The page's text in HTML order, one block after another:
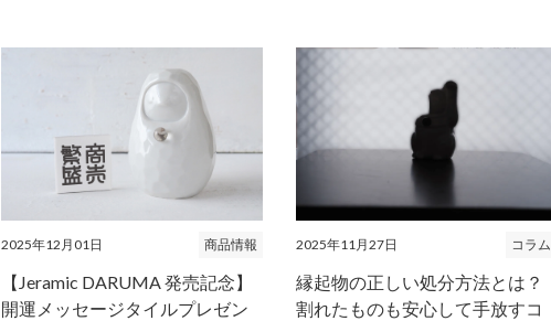
2025年12月01日 商品情報
【Jeramic DARUMA 発売記念】
開運メッセージタイルプレゼン
2025年11月27日 コラム
縁起物の正しい処分方法とは？
割れたものも安心して手放すコ